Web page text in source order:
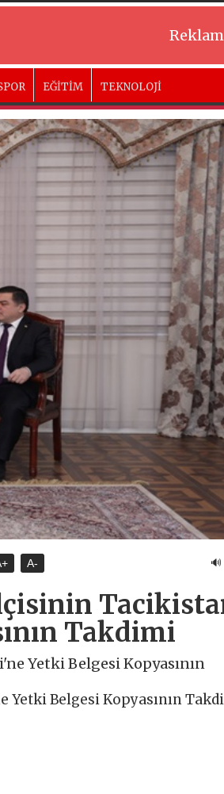
EĞİTİM TEKNOLOJİ
A- 🔊
Takdimi
Yetki Belgesi Kopyasının
Belgesi Kopyasının